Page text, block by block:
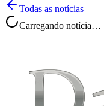
Todas as notícias
Carregando notícia…